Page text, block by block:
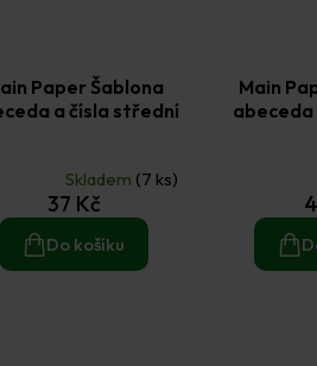
Paper Šablona
a čísla střední
Skladem (7 ks)
37 Kč
Do košíku
Main
abeceda